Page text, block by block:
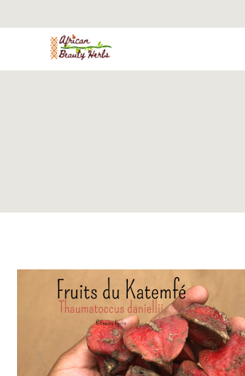
au